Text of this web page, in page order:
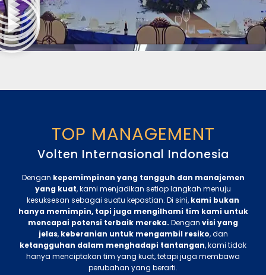
TOP MANAGEMENT
Volten Internasional Indonesia
Dengan kepemimpinan yang tangguh dan manajemen
yang kuat, kami menjadikan setiap langkah menuju
kesuksesan sebagai suatu kepastian. Di sini, kami bukan
hanya memimpin, tapi juga mengilhami tim kami untuk
mencapai potensi terbaik mereka. Dengan visi yang
jelas, keberanian untuk mengambil resiko, dan
ketangguhan dalam menghadapi tantangan, kami tidak
hanya menciptakan tim yang kuat, tetapi juga membawa
perubahan yang berarti.